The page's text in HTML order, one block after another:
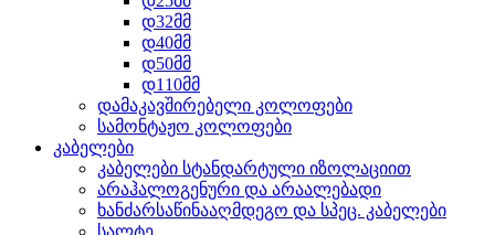
დ32მმ
დ40მმ
დ50მმ
დ110მმ
დამაკავშირებელი კოლოფები
სამონტაჟო კოლოფები
კაბელები
კაბელები სტანდარტული იზოლაციით
არაჰალოგენური და არაალებადი
ხანძარსაწინააღმდეგო და სპეც. კაბელები
სალტე